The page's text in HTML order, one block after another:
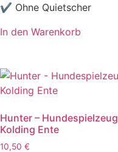
✔ Ohne Quietscher
In den Warenkorb
Hunter – Hundespielzeug
Kolding Ente
10,50 €